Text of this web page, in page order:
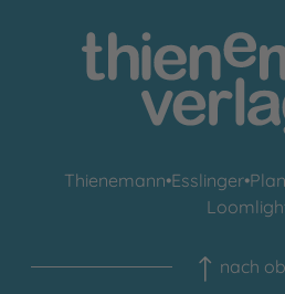
Thienemann•Esslinger•
nach